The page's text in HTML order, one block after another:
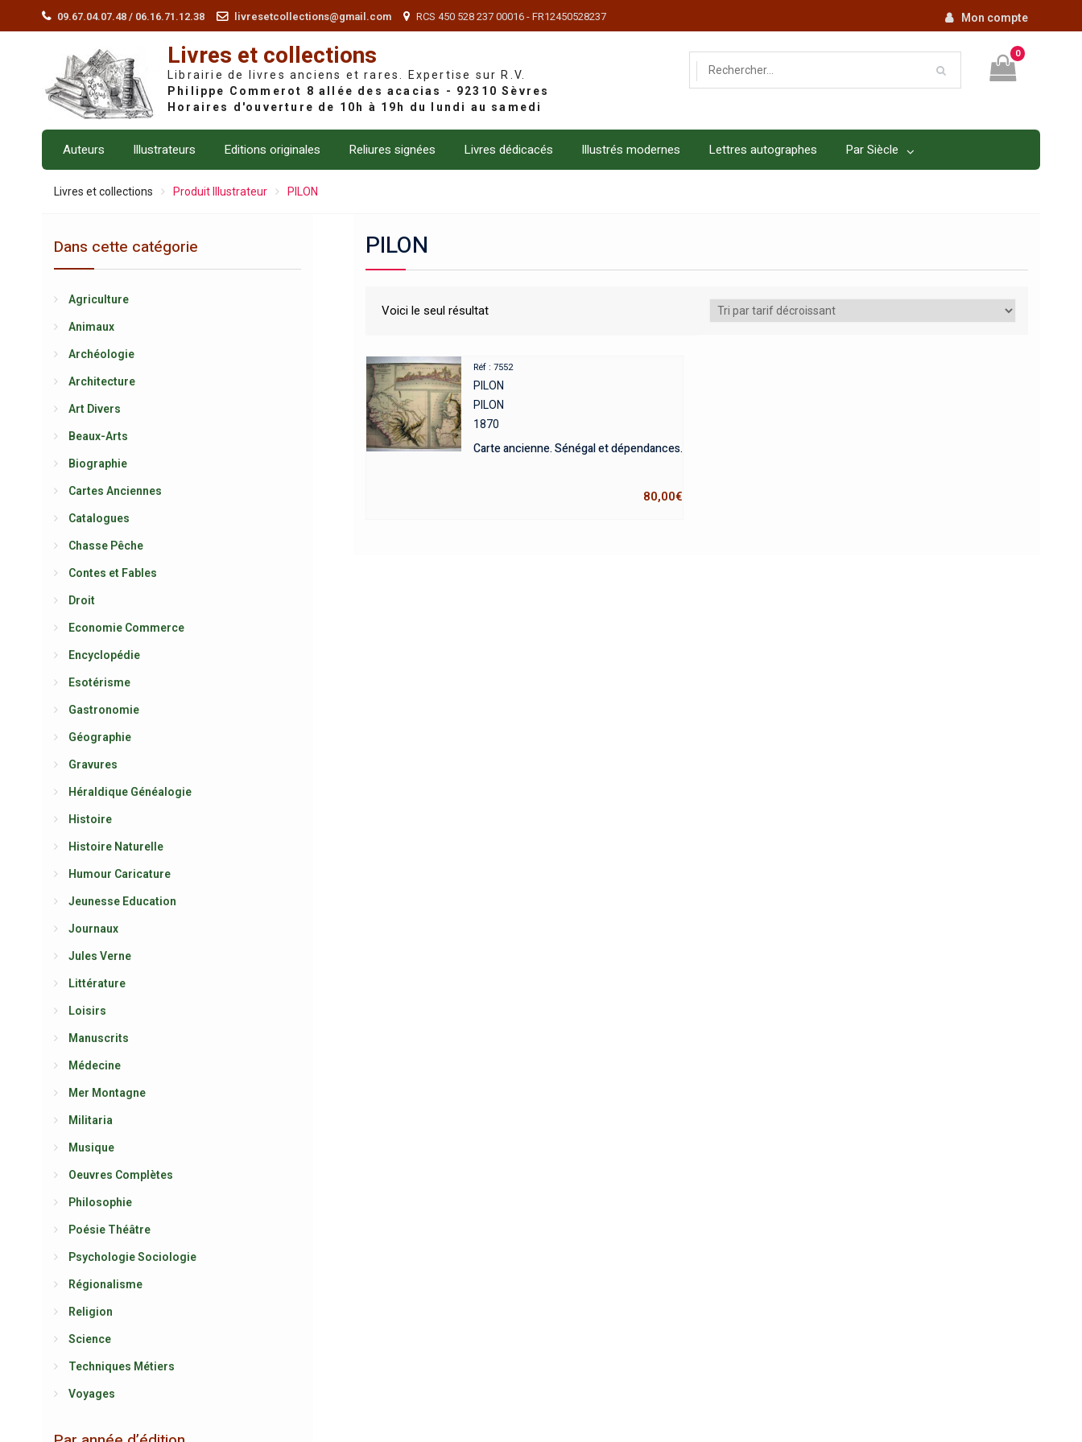
09.67.04.07.48 / 06.16.71.12.38 livresetcollections@gmail.com RCS 450 528 237 00016 - FR12450528237 Mon compte
Livres et collections
Librairie de livres anciens et rares. Expertise sur R.V.
0
Auteurs Illustrateurs Editions originales Reliures signées Livres dédicacés Illustrés modernes Lettres autographes Par Siècle
Livres et collections Produit Illustrateur PILON
PILON
Voici le seul résultat
Réf : 7552
PILON
PILON
1870
Carte ancienne. Sénégal et dépendances.
80,00€
Dans cette catégorie
Agriculture
Animaux
Archéologie
Architecture
Art Divers
Beaux-Arts
Biographie
Cartes Anciennes
Catalogues
Chasse Pêche
Contes et Fables
Droit
Economie Commerce
Encyclopédie
Esotérisme
Gastronomie
Géographie
Gravures
Héraldique Généalogie
Histoire
Histoire Naturelle
Humour Caricature
Jeunesse Education
Journaux
Jules Verne
Littérature
Loisirs
Manuscrits
Médecine
Mer Montagne
Militaria
Musique
Oeuvres Complètes
Philosophie
Poésie Théâtre
Psychologie Sociologie
Régionalisme
Religion
Science
Techniques Métiers
Voyages